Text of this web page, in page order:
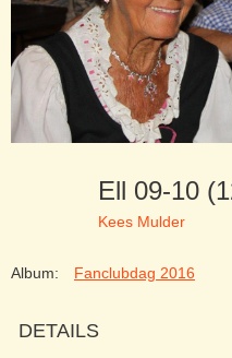
Ell 09-10
Kees Mulder
Album: Fanclubdag 2016
DETAILS